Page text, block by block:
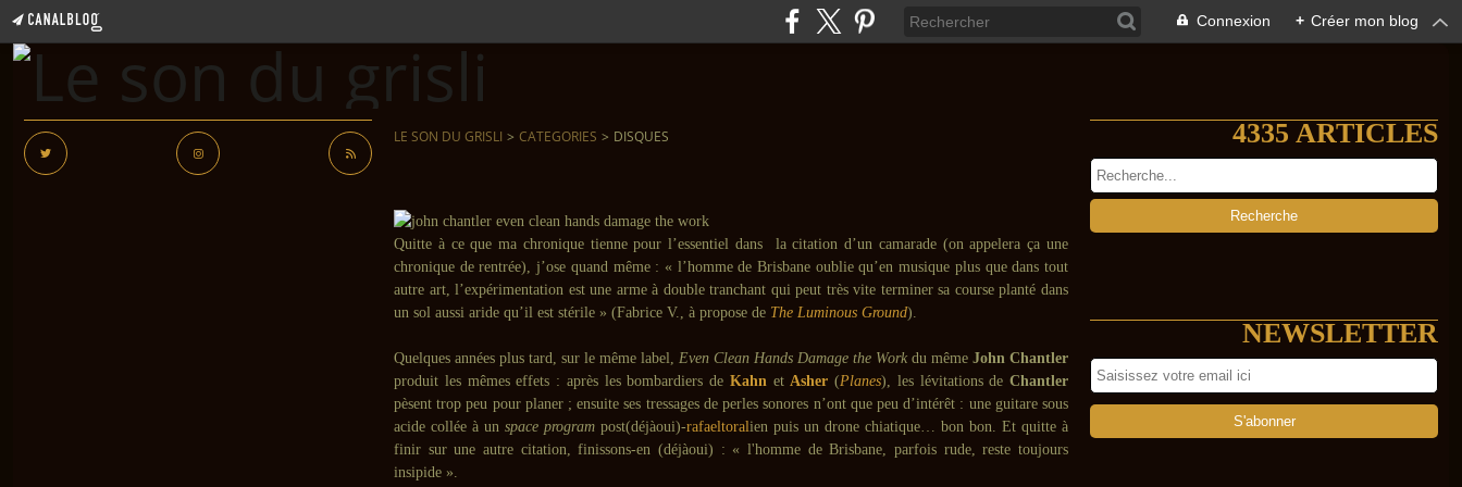
Connexion + Créer mon blog
LE SON DU GRISLI > CATEGORIES > DISQUES
Quitte à ce que ma chronique tienne pour l’essentiel dans la citation d’un camarade (on appelera ça une
chronique de rentrée), j’ose quand même : « l’homme de Brisbane oublie qu’en musique plus que dans tout
autre art, l’expérimentation est une arme à double tranchant qui peut très vite terminer sa course planté dans
un sol aussi aride qu’il est stérile » (Fabrice V., à propose de The Luminous Ground).
Quelques années plus tard, sur le même label, Even Clean Hands Damage the Work du même John Chantler
produit les mêmes effets : après les bombardiers de Kahn etAsher (Planes), les lévitations de Chantler
pèsent trop peu pour planer ; ensuite ses tressages de perles sonores n’ont que peu d’intérêt : une guitare sous
acide collée à un space program post(déjàoui)-rafaeltoralien puis un drone chiatique… bon bon. Et quitte à
finir sur une autre citation, finissons-en (déjàoui) : « l'homme de Brisbane, parfois rude, reste toujours
insipide ».
4335 ARTICLES
NEWSLETTER